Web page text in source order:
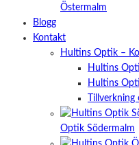
Östermalm
Blogg
Kontakt
Hultins Optik –
Hultins
Hultins
Optik Södermalm